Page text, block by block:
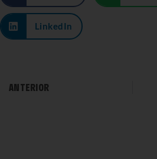
LinkedIn
ANTERIOR